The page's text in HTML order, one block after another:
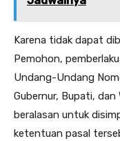
Karena tidak dapat
Pemohon,
Undang-Undang
Gubernur, Bupati, dan
beralasan untuk
ketentuan pasal